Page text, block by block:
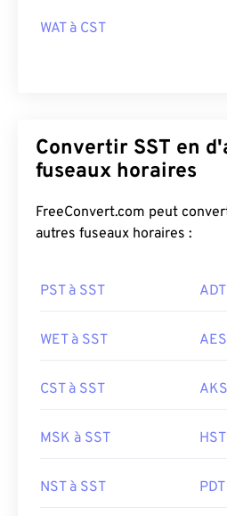
WAT à CST
Convertir SST en
fuseaux horaires
FreeConvert.com peut
autres fuseaux horaires :
PST à SST
WET à SST
CST à SST
MSK à SST
NST à SST